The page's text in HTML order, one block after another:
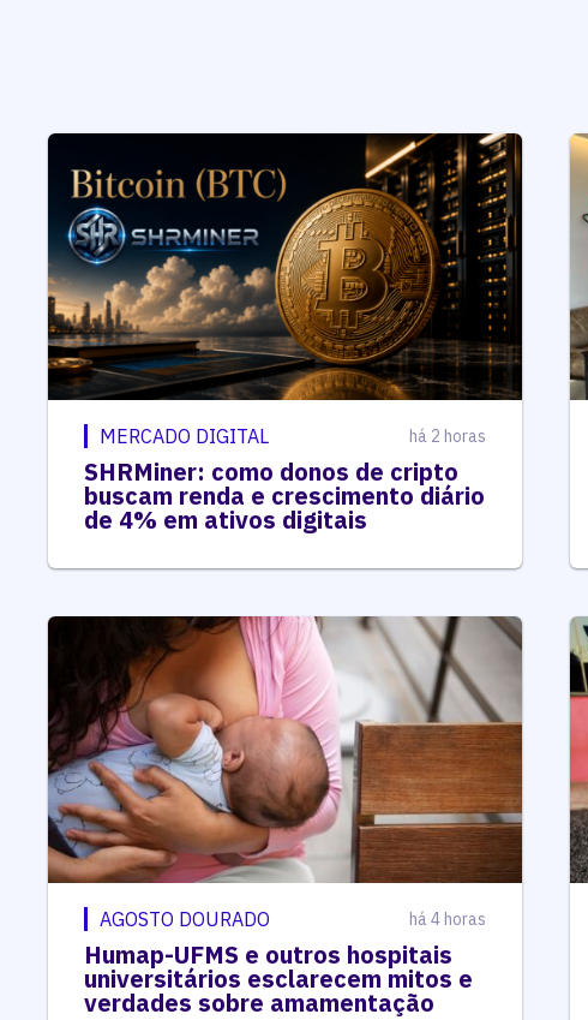
MERCADO DIGITAL há 2 horas
SHRMiner: como donos de cripto
buscam renda e crescimento diário
de 4% em ativos digitais
AGOSTO DOURADO há 4 horas
Humap-UFMS e outros hospitais
universitários esclarecem mitos e
verdades sobre amamentação